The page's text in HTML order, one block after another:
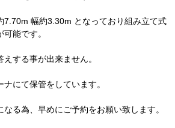
幅約3.30m となっており組み立て式
能です。
する事が出来ません。
にて保管をしています。
なる為、早めにご予約をお願い致します。